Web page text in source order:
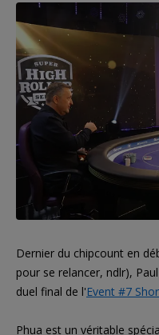
Dernier du chipcount en
pour se relancer, ndlr),
duel final de l'Event #7
Phua est un véritable